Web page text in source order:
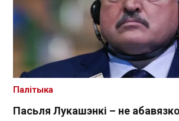
Пасьля Лукашэнкі – не
Палітыка